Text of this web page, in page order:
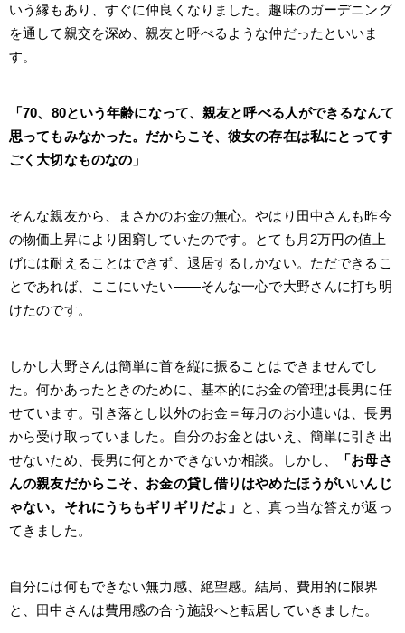
いう縁もあり、すぐに仲良くなりました。趣味のガーデニング
を通して親交を深め、親友と呼べるような仲だったといいま
す。
「70、80という年齢になって、親友と呼べる人ができるなんて
思ってもみなかった。だからこそ、彼女の存在は私にとってす
ごく大切なものなの」
そんな親友から、まさかのお金の無心。やはり田中さんも昨今
の物価上昇により困窮していたのです。とても月2万円の値上
げには耐えることはできず、退居するしかない。ただできるこ
とであれば、ここにいたい――そんな一心で大野さんに打ち明
けたのです。
しかし大野さんは簡単に首を縦に振ることはできませんでし
た。何かあったときのために、基本的にお金の管理は長男に任
せています。引き落とし以外のお金＝毎月のお小遣いは、長男
から受け取っていました。自分のお金とはいえ、簡単に引き出
せないため、長男に何とかできないか相談。しかし、
「お母さ
んの親友だからこそ、お金の貸し借りはやめたほうがいいんじ
ゃない。それにうちもギリギリだよ」 と、真っ当な答えが返っ
てきました。
自分には何もできない無力感、絶望感。結局、費用的に限界
と、田中さんは費用感の合う施設へと転居していきました。